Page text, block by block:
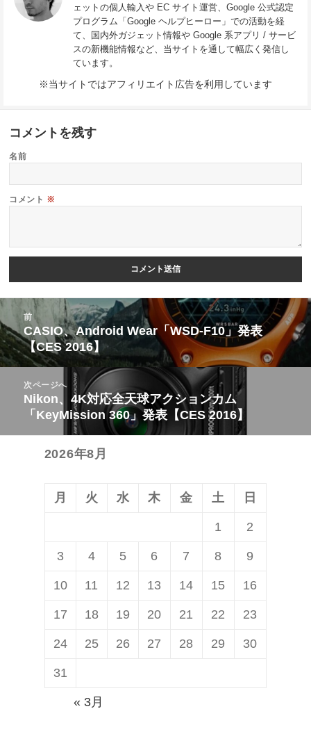
ェットの個人輸入や EC サイト運営、Google 公式認定
プログラム「Google ヘルプヒーロー」での活動を経
て、国内外ガジェット情報や Google 系アプリ / サービ
スの新機能情報など、当サイトを通して幅広く発信し
ています。
※当サイトではアフィリエイト広告を利用しています
コメントを残す
名前
コメント ※
投
稿
ナ
ビ
前
前
の
投
稿:
CASIO、Android Wear「WSD-F10」発表
【CES 2016】
次ページへ
次
の
投
Nikon、4K対応全天球アクションカム
「KeyMission 360」発表【CES 2016】
2026年8月
月 火 水 木 金 土 日
1 2
3 4 5 6 7 8 9
10 11 12 13 14 15 16
17 18 19 20 21 22 23
24 25 26 27 28 29 30
31
« 3月